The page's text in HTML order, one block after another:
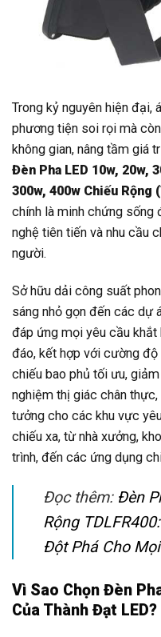
Trong kỷ nguyên hiện đại,
phương tiện soi rọi mà
không gian, nâng tầm giá
Đèn Pha LED 10w, 20w,
300w, 400w Chiếu Rộng
chính là minh chứng sống
nghệ tiên tiến và nhu cầu
người.
Sở hữu dải công suất
sáng nhỏ gọn đến các dự
đáp ứng mọi yêu cầu khắt
đáo, kết hợp với cường
chiếu bao phủ tối ưu,
nghiệm thị giác chân
tưởng cho các khu vực
chiếu xa, từ nhà xưởng,
trình, đến các ứng dụng
Đọc thêm: Đèn
Rộng
Đột Phá Cho
Vì Sao Chọn Đèn
Của Thành Đạt LED?